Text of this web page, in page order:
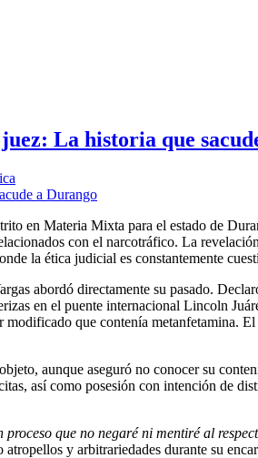
La historia que
en Materia Mixta para el estado de
con el narcotráfico. La
la ética judicial es constantemente
abordó directamente su pasado.
en el puente internacional Lincoln
que contenía metanfetamina.
aunque aseguró no conocer su
así como posesión con intención de
que no negaré ni mentiré al
y arbitrariedades durante su